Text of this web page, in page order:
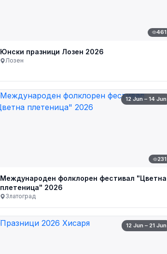
461
Юнски празници Лозен 2026
Лозен
12 Jun – 14 Jun
231
Международен фолклорен фестивал "Цветна
плетеница" 2026
Златоград
12 Jun – 21 Jun